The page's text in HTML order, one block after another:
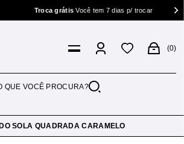
Troca grátisVocê tem 7 dias p/ trocar
0
SOLA QUADRADA CARAMELO